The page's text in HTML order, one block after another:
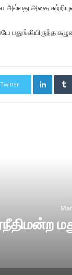
அல்லது அதை
பதுங்கியிருந்த
Twitter
LinkedIn